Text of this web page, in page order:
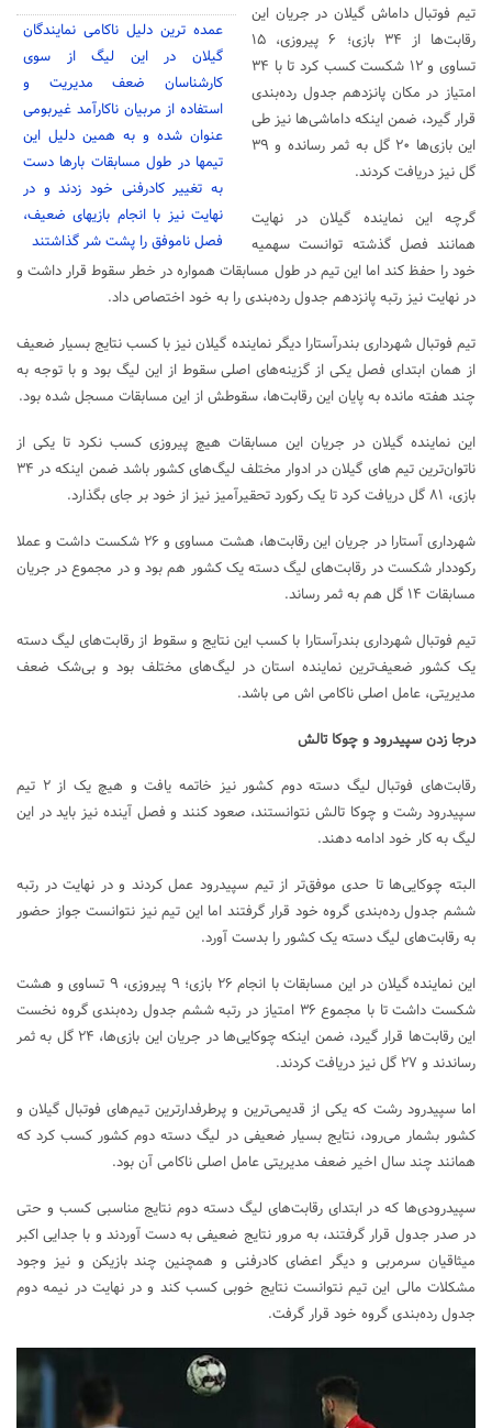
عمده ترین دلیل ناکامی نمایندگان
گیلان در این لیگ از سوی
کارشناسان ضعف مدیریت و
استفاده از مربیان ناکارآمد غیربومی
عنوان شده و به همین دلیل این
تیمها در طول مسابقات بارها دست
به تغییر کادرفنی خود زدند و در
نهایت نیز با انجام بازیهای ضعیف،
فصل ناموفق را پشت شر گذاشتند
تیم فوتبال داماش گیلان در جریان این
رقابت‌ها از ۳۴ بازی؛ ۶ پیروزی، ۱۵
تساوی و ۱۲ شکست کسب کرد تا با ۳۴
امتیاز در مکان پانزدهم جدول رده‌بندی
قرار گیرد، ضمن اینکه داماشی‌ها نیز طی
این بازی‌ها ۲۰ گل به ثمر رسانده و ۳۹
گل نیز دریافت کردند.
گرچه این نماینده گیلان در نهایت
همانند فصل گذشته توانست سهمیه
خود را حفظ کند اما این تیم در طول مسابقات همواره در خطر سقوط قرار داشت و
در نهایت نیز رتبه پانزدهم جدول رده‌بندی را به خود اختصاص داد.
تیم فوتبال شهرداری بندرآستارا دیگر نماینده گیلان نیز با کسب نتایج بسیار ضعیف
از همان ابتدای فصل یکی از گزینه‌های اصلی سقوط از این لیگ بود و با توجه به
چند هفته مانده به پایان این رقابت‌ها، سقوطش از این مسابقات مسجل شده بود.
این نماینده گیلان در جریان این مسابقات هیچ پیروزی کسب نکرد تا یکی از
ناتوان‌ترین تیم های گیلان در ادوار مختلف لیگ‌های کشور باشد ضمن اینکه در ۳۴
بازی، ۸۱ گل دریافت کرد تا یک رکورد تحقیرآمیز نیز از خود بر جای بگذارد.
شهرداری آستارا در جریان این رقابت‌ها، هشت مساوی و ۲۶ شکست داشت و عملا
رکوددار شکست در رقابت‌های لیگ دسته یک کشور هم بود و در مجموع در جریان
مسابقات ۱۴ گل هم به ثمر رساند.
تیم فوتبال شهرداری بندرآستارا با کسب این نتایج و سقوط از رقابت‌های لیگ دسته
یک کشور ضعیف‌ترین نماینده استان در لیگ‌های مختلف بود و بی‌شک ضعف
مدیریتی، عامل اصلی ناکامی اش می باشد.
درجا زدن سپیدرود و چوکا تالش
رقابت‌های فوتبال لیگ دسته دوم کشور نیز خاتمه یافت و هیچ یک از ۲ تیم
سپیدرود رشت و چوکا تالش نتوانستند، صعود کنند و فصل آینده نیز باید در این
لیگ به کار خود ادامه دهند.
البته چوکایی‌ها تا حدی موفق‌تر از تیم سپیدرود عمل کردند و در نهایت در رتبه
ششم جدول رده‌بندی گروه خود قرار گرفتند اما این تیم نیز نتوانست جواز حضور
به رقابت‌های لیگ دسته یک کشور را بدست آورد.
این نماینده گیلان در این مسابقات با انجام ۲۶ بازی؛ ۹ پیروزی، ۹ تساوی و هشت
شکست داشت تا با مجموع ۳۶ امتیاز در رتبه ششم جدول رده‌بندی گروه نخست
این رقابت‌ها قرار گیرد، ضمن اینکه چوکایی‌ها در جریان این بازی‌ها، ۲۴ گل به ثمر
رساندند و ۲۷ گل نیز دریافت کردند.
اما سپیدرود رشت که یکی از قدیمی‌ترین و پرطرفدارترین تیم‌های فوتبال گیلان و
کشور بشمار می‌رود، نتایج بسیار ضعیفی در لیگ دسته دوم کشور کسب کرد که
همانند چند سال اخیر ضعف مدیریتی عامل اصلی ناکامی آن بود.
سپیدرودی‌ها که در ابتدای رقابت‌های لیگ دسته دوم نتایج مناسبی کسب و حتی
در صدر جدول قرار گرفتند، به مرور نتایج ضعیفی به دست آوردند و با جدایی اکبر
میثاقیان سرمربی و دیگر اعضای کادرفنی و همچنین چند بازیکن و نیز وجود
مشکلات مالی این تیم نتوانست نتایج خوبی کسب کند و در نهایت در نیمه دوم
جدول رده‌بندی گروه خود قرار گرفت.